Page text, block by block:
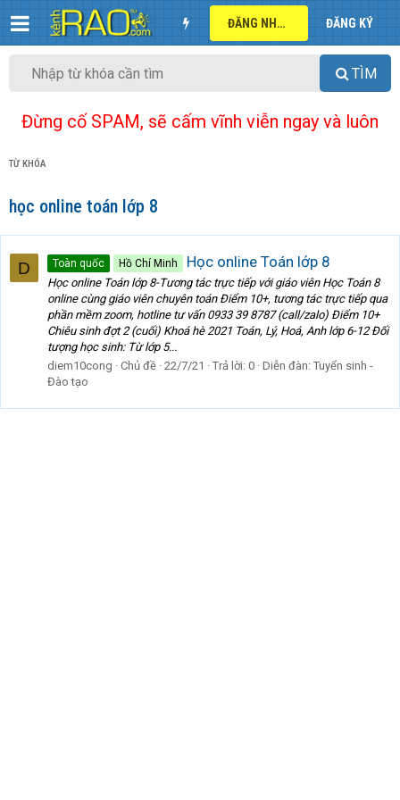
ĐĂNG NHẬP ĐĂNG KÝ
TÌM
Đừng cố SPAM, sẽ cấm vĩnh viễn ngay và luôn
TỪ KHÓA
học online toán lớp 8
D Toàn quốc Hồ Chí Minh Học online Toán lớp 8
Học online Toán lớp 8-Tương tác trực tiếp với giáo viên Học Toán 8
online cùng giáo viên chuyên toán Điểm 10+, tương tác trực tiếp qua
phần mềm zoom, hotline tư vấn 0933 39 8787 (call/zalo) Điểm 10+
Chiêu sinh đợt 2 (cuối) Khoá hè 2021 Toán, Lý, Hoá, Anh lớp 6-12 Đối
tượng học sinh: Từ lớp 5...
diem10cong
Chủ đề 22/7/21 Trả lời: 0 Diễn đàn: Tuyển sinh -
Đào tạo